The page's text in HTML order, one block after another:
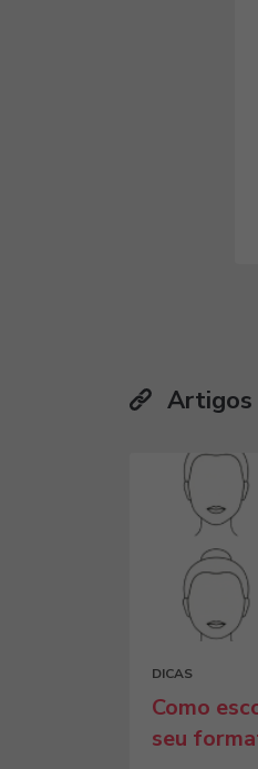
Artigos
DICAS
Como
seu